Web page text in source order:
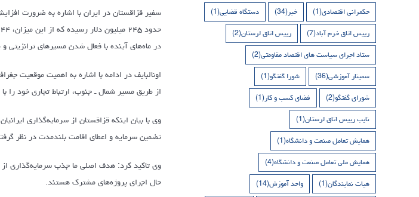
در ماه‌های آینده با فعال شدن مسیرهای ترانزیتی
اونالبایف در ادامه با اشاره به اهمیت موقعیت
از طریق مسیر شمال ـ جنوب، ارتباط تجاری خود
وی با بیان اینکه قزاقستان از سرمایه‌گذاری
تضمین سرمایه و اعطای اقامت بلندمدت در نظر
وی تاکید کرد: هدف اصلی ما جذب سرمایه‌گذاری
حال اجرای پروژه‌های مشترک هستند.
حکمرانی اقتصادی(1) خبر(34) دستگاه قضایی(1)
رییس اتاق خرم آباد(7) رییس اتاق لرستان(2)
ستاد اجرای سیاست های اقتصاد مقاومتی(2)
سمینار آموزشی(36) شورا گفتگو(1)
شورای گفتگو(2) فضای کسب و کار(1)
نایب رییس اتاق لرستان(1)
همایش تعامل صنعت و دانشگاه(1)
همایش ملی تعامل صنعت و دانشگاه(4)
هیات نمایندگان(1) واحد آموزش(14)